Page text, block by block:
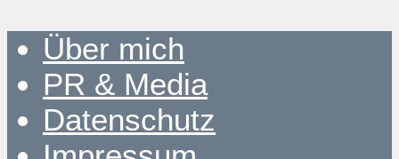
Über mich
PR & Media
Datenschutz